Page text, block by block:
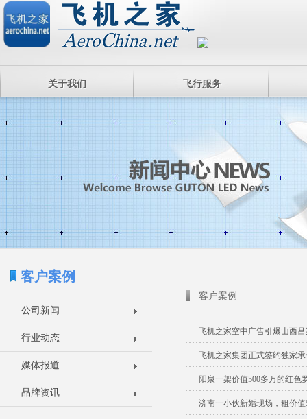
关于我们 飞行服务
客户案例
公司新闻
行业动态
媒体报道
品牌资讯
客户案例
飞机之家空中广告引爆山西
飞机之家集团正式签约独家
阳泉一架价值500多万的红色
济南一小伙新婚现场，租价